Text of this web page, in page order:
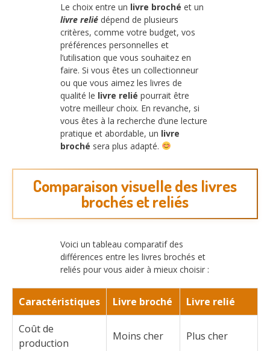
Le choix entre un livre broché et un
livre relié dépend de plusieurs
critères, comme votre budget, vos
préférences personnelles et
l’utilisation que vous souhaitez en
faire. Si vous êtes un collectionneur
ou que vous aimez les livres de
qualité le livre relié pourrait être
votre meilleur choix. En revanche, si
vous êtes à la recherche d’une lecture
pratique et abordable, un livre
broché sera plus adapté.
Comparaison visuelle des livres
brochés et reliés
Voici un tableau comparatif des
différences entre les livres brochés et
reliés pour vous aider à mieux choisir :
Caractéristiques Livre broché Livre relié
Coût de
production
Moins cher Plus cher